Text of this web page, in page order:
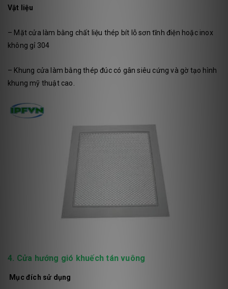
Vật liệu
– Mặt cửa làm bằng chất liệu thép bít lỗ sơn tĩnh điện hoặc inox
không gỉ 304
– Khung cửa làm bằng thép đúc có gân siêu cứng và gờ tạo hình
khung mỹ thuật cao.
4. Cửa hướng gió khuếch tán vuông
Mục đích sử dụng